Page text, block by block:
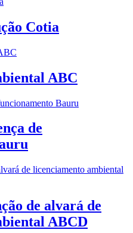
Cotia
ABC
de
de alvará de
ABCD